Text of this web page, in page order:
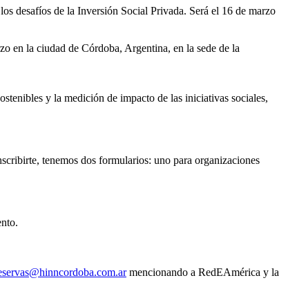
desafíos de la Inversión Social Privada. Será el 16 de marzo
en la ciudad de Córdoba, Argentina, en la sede de la
y la medición de impacto de las iniciativas sociales,
tenemos dos formularios: uno para organizaciones
mencionando a RedEAmérica y la